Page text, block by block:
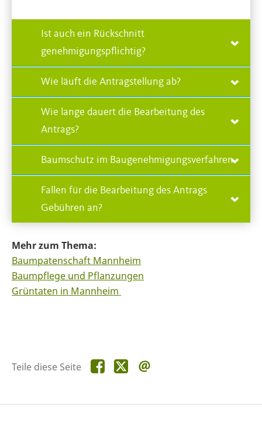
Ist auch ein Rückschnitt
genehmigungspflichtig?
Wie läuft die Antragstellung ab?
Wie lange dauert die Bearbeitung des
Antrags?
Baumschutz im Baugenehmigungsverfahren
Fallen für die Bearbeitung des Antrags
Gebühren an?
Mehr zum Thema:
Baumpatenschaft Mannheim
Baumpflege und Pflanzungen
Grüntaten in Mannheim
Teile diese Seite Teile
diese
Teile
diese